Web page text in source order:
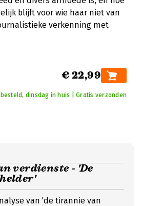
blijft voor wie haar niet van
verkenning met
€ 22,99
dinsdag in huis | Gratis verzonden
verdienste - 'De
van 'de tirannie van